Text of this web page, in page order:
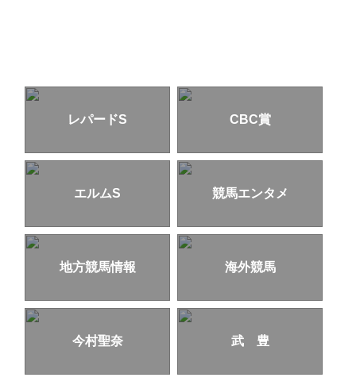
レパードS CBC賞
エルムS 競馬エンタメ
地方競馬情報 海外競馬
今村聖奈 武 豊